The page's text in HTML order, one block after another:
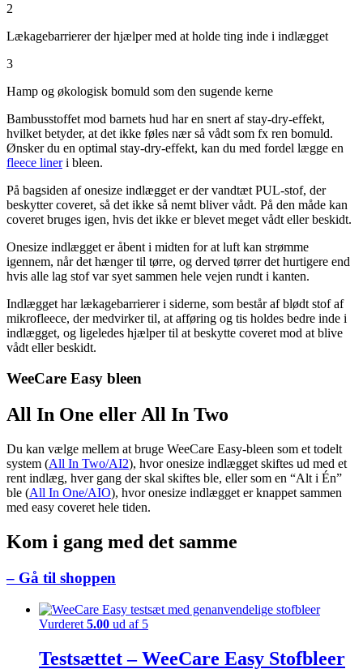
2
Lækagebarrierer der hjælper med at holde ting inde i indlægget
3
Hamp og økologisk bomuld som den sugende kerne
Bambusstoffet mod barnets hud har en snert af stay-dry-effekt,
hvilket betyder, at det ikke føles nær så vådt som fx ren bomuld.
Ønsker du en optimal stay-dry-effekt, kan du med fordel lægge en
fleece lineri bleen.
På bagsiden af onesize indlægget er der vandtæt PUL-stof, der
beskytter coveret, så det ikke så nemt bliver vådt. På den måde kan
coveret bruges igen, hvis det ikke er blevet meget vådt eller beskidt.
Onesize indlægget er åbent i midten for at luft kan strømme
igennem, når det hænger til tørre, og derved tørrer det hurtigere end
hvis alle lag stof var syet sammen hele vejen rundt i kanten.
Indlægget har lækagebarrierer i siderne, som består af blødt stof af
mikrofleece, der medvirker til, at afføring og tis holdes bedre inde i
indlægget, og ligeledes hjælper til at beskytte coveret mod at blive
vådt eller beskidt.
WeeCare Easy bleen
All In One eller All In Two
Du kan vælge mellem at bruge WeeCare Easy-bleen som et todelt
system (All In Two/AI2), hvor onesize indlægget skiftes ud med et
rent indlæg, hver gang der skal skiftes ble, eller som en “Alt i Én”
ble (All In One/AIO), hvor onesize indlægget er knappet sammen
med easy coveret hele tiden.
Kom i gang med det samme
– Gå til shoppen
Vurderet 5.00 ud af 5
Testsættet – WeeCare Easy Stofbleer